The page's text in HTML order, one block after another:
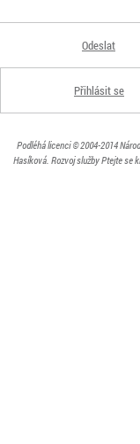
Odeslat
Přihlásit se
Podléhá licenci© 2004-2014
Hasíková. Rozvoj služby Ptejte se